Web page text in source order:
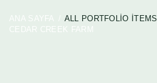
ANA SAYFA ALL PORTFOLIO ITEMS
CEDAR CREEK FARM